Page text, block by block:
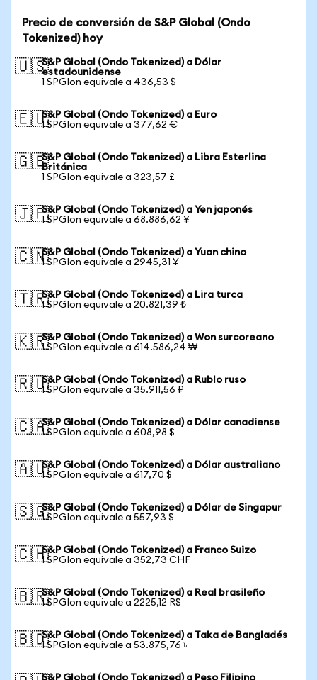
Precio de conversión de S&P Global (Ondo
Tokenized) hoy
🇺🇸S&P Global (Ondo Tokenized) a Dólar
estadounidense
1 SPGIon equivale a 436,53 $
🇪🇺S&P Global (Ondo Tokenized) a Euro
1 SPGIon equivale a 377,62 €
🇬🇧S&P Global (Ondo Tokenized) a Libra Esterlina
Británica
1 SPGIon equivale a 323,57 £
🇯🇵S&P Global (Ondo Tokenized) a Yen japonés
1 SPGIon equivale a 68.886,62 ¥
🇨🇳S&P Global (Ondo Tokenized) a Yuan chino
1 SPGIon equivale a 2945,31 ¥
🇹🇷S&P Global (Ondo Tokenized) a Lira turca
1 SPGIon equivale a 20.821,39 ₺
🇰🇷S&P Global (Ondo Tokenized) a Won surcoreano
1 SPGIon equivale a 614.586,24 ₩
🇷🇺S&P Global (Ondo Tokenized) a Rublo ruso
1 SPGIon equivale a 35.911,56 ₽
🇨🇦S&P Global (Ondo Tokenized) a Dólar canadiense
1 SPGIon equivale a 608,98 $
🇦🇺S&P Global (Ondo Tokenized) a Dólar australiano
1 SPGIon equivale a 617,70 $
🇸🇬S&P Global (Ondo Tokenized) a Dólar de Singapur
1 SPGIon equivale a 557,93 $
🇨🇭S&P Global (Ondo Tokenized) a Franco Suizo
1 SPGIon equivale a 352,73 CHF
🇧🇷S&P Global (Ondo Tokenized) a Real brasileño
1 SPGIon equivale a 2225,12 R$
🇧🇩S&P Global (Ondo Tokenized) a Taka de Bangladés
1 SPGIon equivale a 53.875,76 ৳
S&P Global (Ondo Tokenized) a Peso Filipino